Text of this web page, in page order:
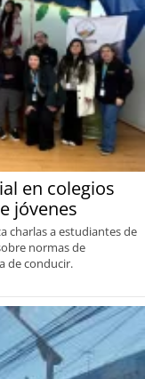
en colegios
jóvenes
charlas a estudiantes de
normas de
de conducir.